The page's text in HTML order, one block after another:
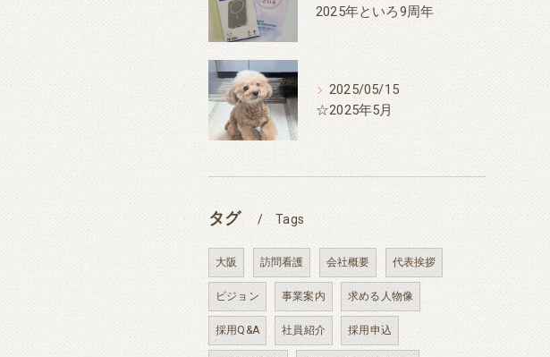
2025年といろ9周年
2025/05/15
☆2025年5月
タグ Tags
大阪 訪問看護 会社概要 代表挨拶
ビジョン 事業案内 求める人物像
採用Q&A 社員紹介 採用申込